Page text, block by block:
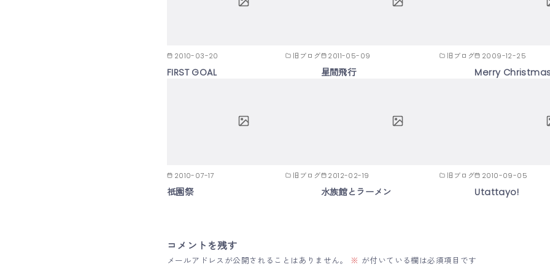
2010-03-20 旧ブログ
FIRST GOAL
2011-05-09 旧ブログ
星間飛行
2009-12-25
Merry
2010-07-17 旧ブログ
祇園祭
2012-02-19 旧ブログ
水族館とラーメン
2010-09-05
Utattayo!
コメントを残す
メールアドレスが公開されることはありません。 ※ が付いている欄は必須項目です